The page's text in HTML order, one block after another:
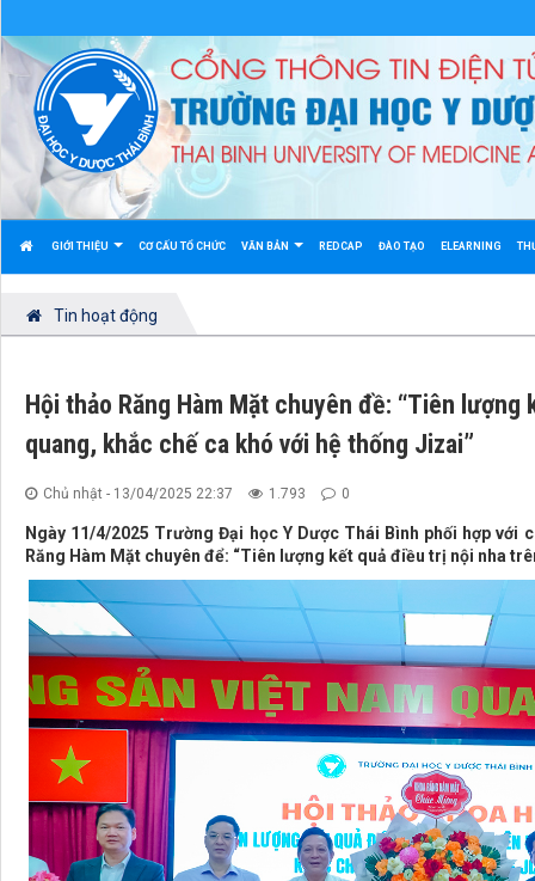
GIỚI THIỆU CƠ CẤU TỔ CHỨC VĂN BẢN REDCAP ĐÀO TẠO ELEARNING
Tin hoạt động
Hội thảo Răng Hàm Mặt chuyên đề: “Tiên
quang, khắc chế ca khó với hệ thống Jizai”
Chủ nhật - 13/04/2025 22:37 1.793 0
Ngày 11/4/2025 Trường Đại học Y Dược Thái Bình phối hợp
Răng Hàm Mặt chuyên để: “Tiên lượng kết quả điều trị nội nha